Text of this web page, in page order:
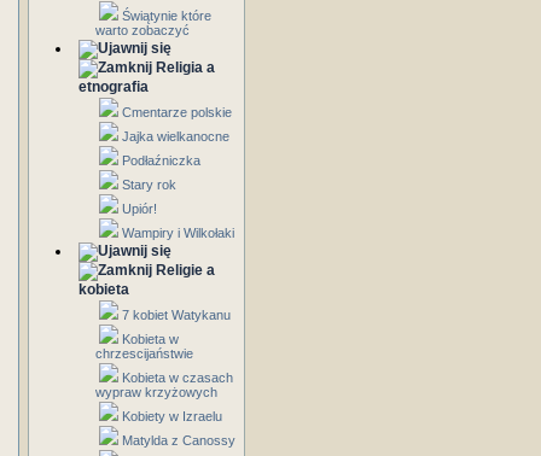
Świątynie które
warto zobaczyć
Religia a
etnografia
Cmentarze polskie
Jajka wielkanocne
Podłaźniczka
Stary rok
Upiór!
Wampiry i Wilkołaki
Religie a
kobieta
7 kobiet Watykanu
Kobieta w
chrzescijaństwie
Kobieta w czasach
wypraw krzyżowych
Kobiety w Izraelu
Matylda z Canossy